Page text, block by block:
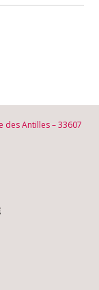
des Antilles – 33607